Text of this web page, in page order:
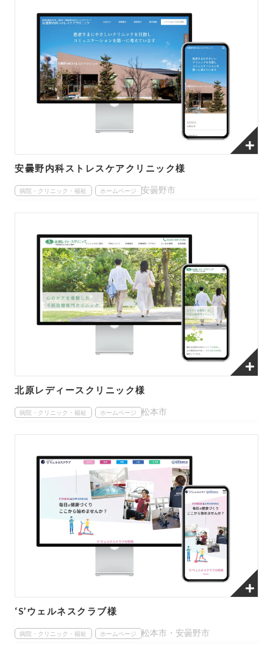
安曇野内科ストレスケアクリニック様
病院・クリニック・福祉 ホームページ 安曇野市
北原レディースクリニック様
病院・クリニック・福祉 ホームページ 松本市
‘S’ウェルネスクラブ様
病院・クリニック・福祉 ホームページ 松本市・安曇野市